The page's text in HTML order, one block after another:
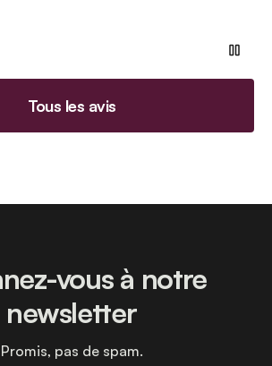
Tous les avis
vous à notre
newsletter
Promis, pas de spam.